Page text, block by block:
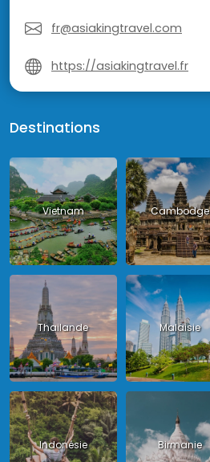
fr@asiakingtravel.com
https://asiakingtravel.fr
Destinations
Vietnam Cambodge
Thailande Malaisie
Indonésie Birmanie